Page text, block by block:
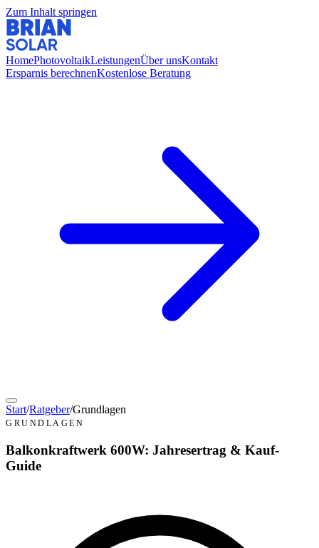
Zum Inhalt springen
HomePhotovoltaikLeistungenÜber unsKontakt
Ersparnis berechnenKostenlose Beratung
Start/Ratgeber/Grundlagen
GRUNDLAGEN
Balkonkraftwerk 600W: Jahresertrag & Kauf-
Guide